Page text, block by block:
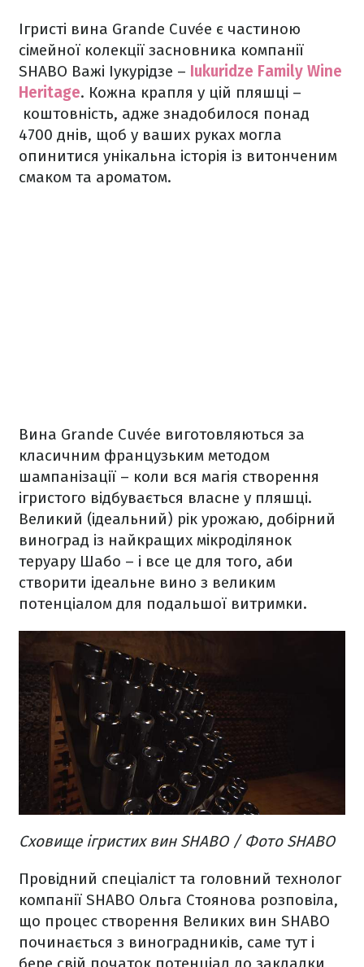
Ігристі вина Grande Cuvée є частиною
сімейної колекції засновника компанії
SHABO Важі Іукурідзе – Iukuridze Family Wine
Heritage. Кожна крапля у цій пляшці –
коштовність, адже знадобилося понад
4700 днів, щоб у ваших руках могла
опинитися унікальна історія із витонченим
смаком та ароматом.
Вина Grande Cuvée виготовляються за
класичним французьким методом
шампанізації – коли вся магія створення
ігристого відбувається власне у пляшці.
Великий (ідеальний) рік урожаю, добірний
виноград із найкращих мікроділянок
теруару Шабо – і все це для того, аби
створити ідеальне вино з великим
потенціалом для подальшої витримки.
Сховище ігристих вин SHABO / Фото SHABO
Провідний спеціаліст та головний технолог
компанії SHABO Ольга Стоянова розповіла,
що процес створення Великих вин SHABO
починається з виноградників, саме тут і